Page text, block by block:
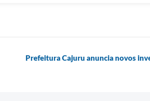
Prefeitura Cajuru anuncia novos